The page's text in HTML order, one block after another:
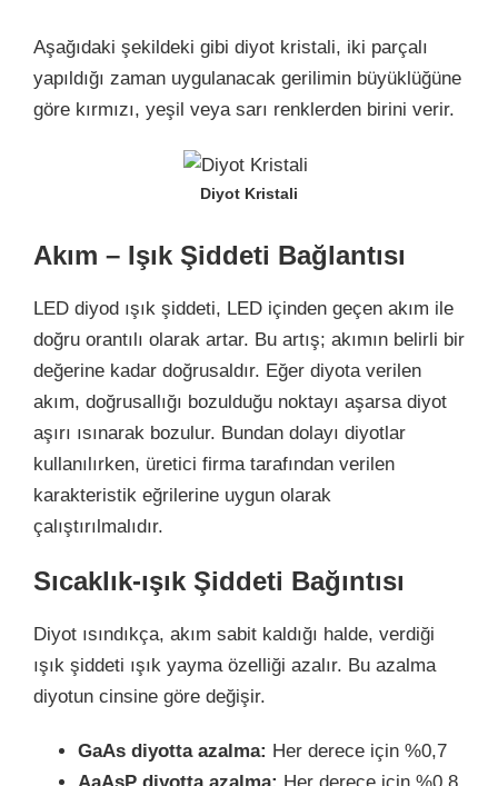
Aşağıdaki şekildeki gibi diyot kristali, iki parçalı
yapıldığı zaman uygulanacak gerilimin büyüklüğüne
göre kırmızı, yeşil veya sarı renklerden birini verir.
Diyot Kristali
Akım – Işık Şiddeti Bağlantısı
LED diyod ışık şiddeti, LED içinden geçen akım ile
doğru orantılı olarak artar. Bu artış; akımın belirli bir
değerine kadar doğrusaldır. Eğer diyota verilen
akım, doğrusallığı bozulduğu noktayı aşarsa diyot
aşırı ısınarak bozulur. Bundan dolayı diyotlar
kullanılırken, üretici firma tarafından verilen
karakteristik eğrilerine uygun olarak
çalıştırılmalıdır.
Sıcaklık-ışık Şiddeti Bağıntısı
Diyot ısındıkça, akım sabit kaldığı halde, verdiği
ışık şiddeti ışık yayma özelliği azalır. Bu azalma
diyotun cinsine göre değişir.
GaAs diyotta azalma: Her derece için %0,7